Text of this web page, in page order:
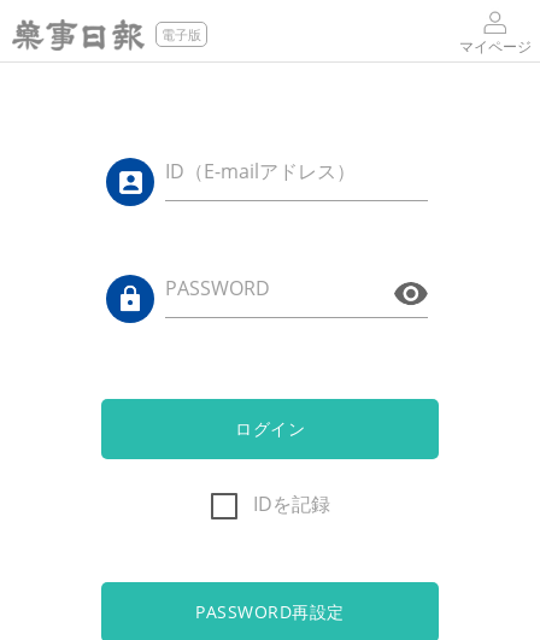
電子版
マイページ
ID（E-mailアドレス）
PASSWORD
ログイン
IDを記録
PASSWORD再設定